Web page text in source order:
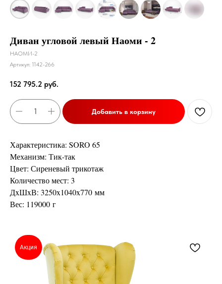
Диван угловой левый Наоми - 2
НАОМИ-2
Артикул: 1142-266
152 795.2 руб.
Добавить в корзину
Характеристика: SORO 65
Механизм: Тик-так
Цвет: Сиреневый трикотаж
Количество мест: 3
ДxШxВ: 3250x1040x770 мм
Вес: 119000 г
Акция